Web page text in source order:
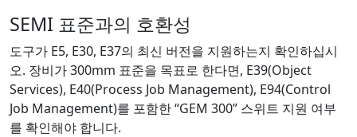
SEMI 표준과의 호환성
도구가 E5, E30, E37의 최신 버전을 지원하는지 확인하십시
오. 장비가 300mm 표준을 목표로 한다면, E39(Object
Services), E40(Process Job Management), E94(Control
Job Management)를 포함한 “GEM 300” 스위트 지원 여부
를 확인해야 합니다.